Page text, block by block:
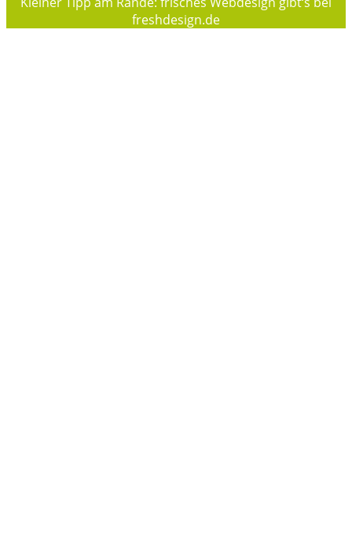
freshdesign.de